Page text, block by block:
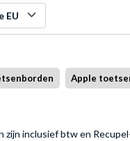
EU
Apple
zijn inclusief btw en